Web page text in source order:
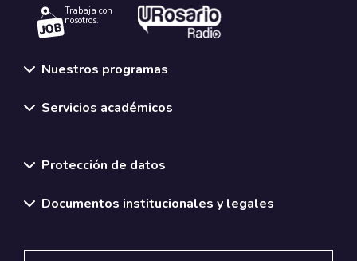
Trabaja con
nosotros.
Nuestros programas
Servicios académicos
Protección de datos
Documentos institucionales y legales